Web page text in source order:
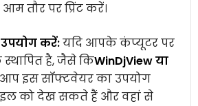
तौर पर प्रिंट करें।
उपयोग करें:यदि आपके कंप्यूटर पर
है, जैसे किWinDjView या
आप इस सॉफ्टवेयर का उपयोग
को देख सकते हैं और वहां से